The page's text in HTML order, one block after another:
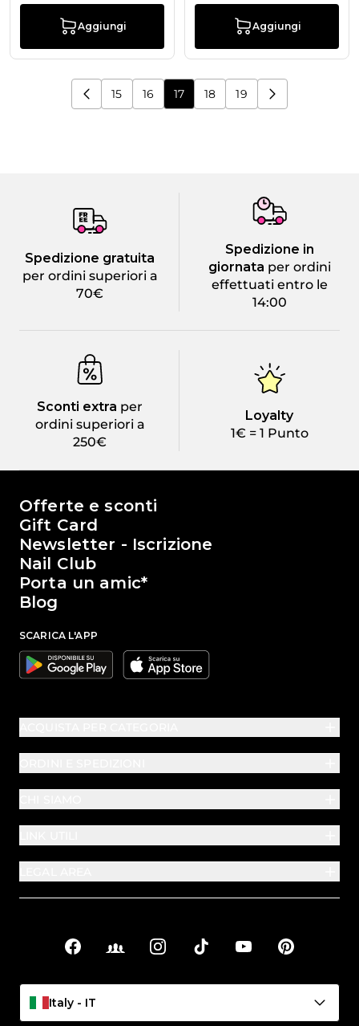
Aggiungi Aggiungi
Pagina
15 Pagina
16 Stai leggendo la pagina
17 Pagina
18 Pagina
19
Spedizione gratuita
per ordini superiori a
70€
Spedizione in
giornata per ordini
effettuati entro le
14:00
Sconti extra per
ordini superiori a
250€
Loyalty
1€ = 1 Punto
Il mondo di Passione Beauty
Offerte e sconti
Gift Card
Newsletter - Iscrizione
Nail Club
Porta un amic*
Blog
SCARICA L'APP
Google Apple
Link sociali
FacebookFacebook Groups
InstagramTikTok YouTubePinterest
Italy - IT